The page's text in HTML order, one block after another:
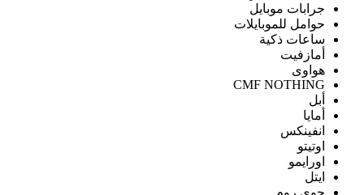
جرابات موبايل
حوامل للموبايلات
ساعات ذكية
أمازفيت
هواوى
CMF NOTHING
أبل
أمايا
انفينكس
اوتيتو
اورايمو
ايتل